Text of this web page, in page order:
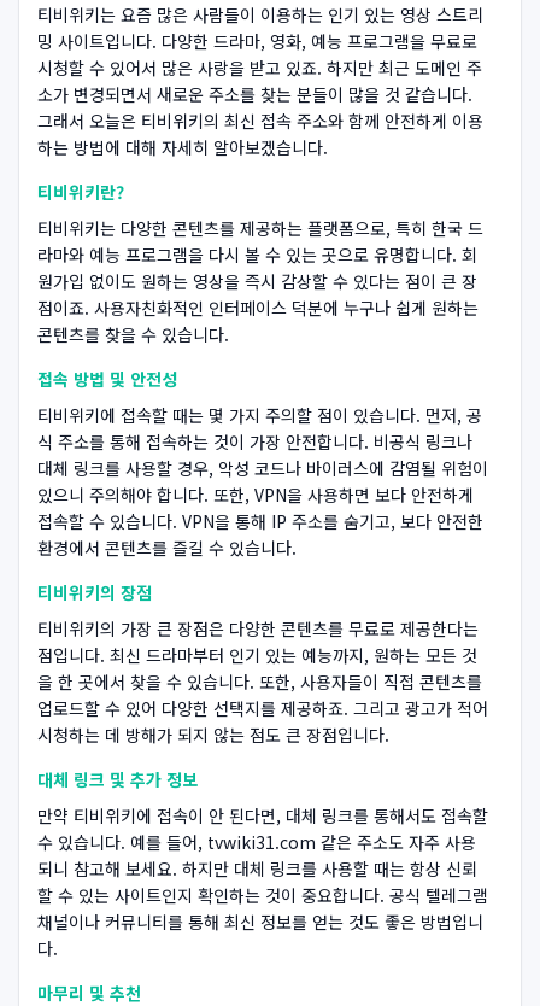
티비위키는 요즘 많은 사람들이 이용하는 인기 있는 영상 스트리
밍 사이트입니다. 다양한 드라마, 영화, 예능 프로그램을 무료로
시청할 수 있어서 많은 사랑을 받고 있죠. 하지만 최근 도메인 주
소가 변경되면서 새로운 주소를 찾는 분들이 많을 것 같습니다.
그래서 오늘은 티비위키의 최신 접속 주소와 함께 안전하게 이용
하는 방법에 대해 자세히 알아보겠습니다.
티비위키란?
티비위키는 다양한 콘텐츠를 제공하는 플랫폼으로, 특히 한국 드
라마와 예능 프로그램을 다시 볼 수 있는 곳으로 유명합니다. 회
원가입 없이도 원하는 영상을 즉시 감상할 수 있다는 점이 큰 장
점이죠. 사용자친화적인 인터페이스 덕분에 누구나 쉽게 원하는
콘텐츠를 찾을 수 있습니다.
접속 방법 및 안전성
티비위키에 접속할 때는 몇 가지 주의할 점이 있습니다. 먼저, 공
식 주소를 통해 접속하는 것이 가장 안전합니다. 비공식 링크나
대체 링크를 사용할 경우, 악성 코드나 바이러스에 감염될 위험이
있으니 주의해야 합니다. 또한, VPN을 사용하면 보다 안전하게
접속할 수 있습니다. VPN을 통해 IP 주소를 숨기고, 보다 안전한
환경에서 콘텐츠를 즐길 수 있습니다.
티비위키의 장점
티비위키의 가장 큰 장점은 다양한 콘텐츠를 무료로 제공한다는
점입니다. 최신 드라마부터 인기 있는 예능까지, 원하는 모든 것
을 한 곳에서 찾을 수 있습니다. 또한, 사용자들이 직접 콘텐츠를
업로드할 수 있어 다양한 선택지를 제공하죠. 그리고 광고가 적어
시청하는 데 방해가 되지 않는 점도 큰 장점입니다.
대체 링크 및 추가 정보
만약 티비위키에 접속이 안 된다면, 대체 링크를 통해서도 접속할
수 있습니다. 예를 들어, tvwiki31.com 같은 주소도 자주 사용
되니 참고해 보세요. 하지만 대체 링크를 사용할 때는 항상 신뢰
할 수 있는 사이트인지 확인하는 것이 중요합니다. 공식 텔레그램
채널이나 커뮤니티를 통해 최신 정보를 얻는 것도 좋은 방법입니
다.
마무리 및 추천